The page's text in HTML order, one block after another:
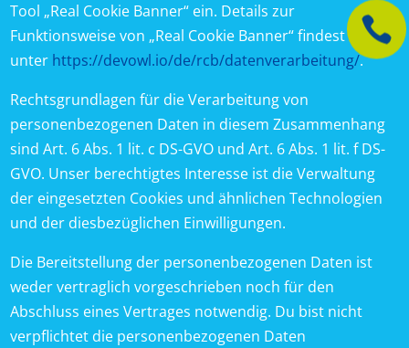

Tool „Real Cookie Banner“ ein. Details zur
Funktionsweise von „Real Cookie Banner“ findest du
unter https://devowl.io/de/rcb/datenverarbeitung/.
Rechtsgrundlagen für die Verarbeitung von
personenbezogenen Daten in diesem Zusammenhang
sind Art. 6 Abs. 1 lit. c DS-GVO und Art. 6 Abs. 1 lit. f DS-
GVO. Unser berechtigtes Interesse ist die Verwaltung
der eingesetzten Cookies und ähnlichen Technologien
und der diesbezüglichen Einwilligungen.
Die Bereitstellung der personenbezogenen Daten ist
weder vertraglich vorgeschrieben noch für den
Abschluss eines Vertrages notwendig. Du bist nicht
verpflichtet die personenbezogenen Daten